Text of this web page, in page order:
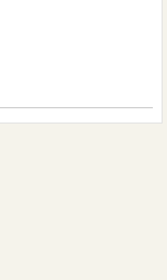
oder eben